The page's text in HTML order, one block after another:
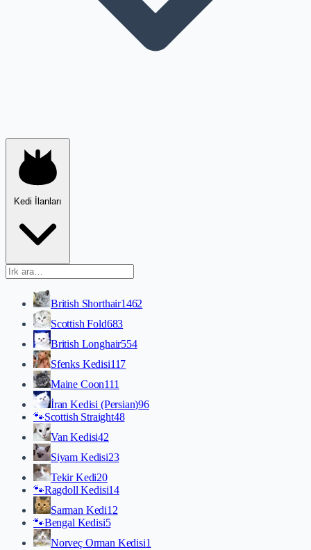
Kedi İlanları
British Shorthair1462
Scottish Fold683
British Longhair554
Sfenks Kedisi117
Maine Coon111
İran Kedisi (Persian)96
🐾Scottish Straight48
Van Kedisi42
Siyam Kedisi23
Tekir Kedi20
🐾Ragdoll Kedisi14
Sarman Kedi12
🐾Bengal Kedisi5
Norveç Orman Kedisi1